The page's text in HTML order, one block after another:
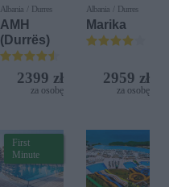
Albania / Durres
AMH
(Durrës)
2399 zł
za osobę
Albania / Durres
Marika
2959 zł
za osobę
First
Minute